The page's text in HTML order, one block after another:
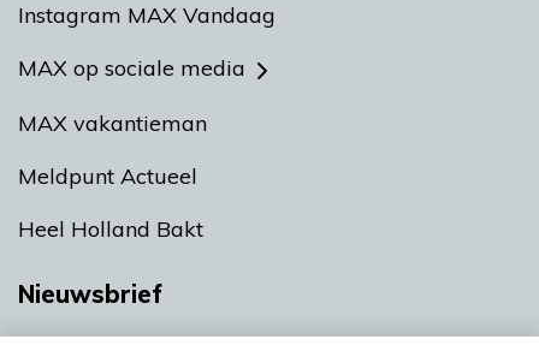
Instagram MAX Vandaag
MAX op sociale media
MAX vakantieman
Meldpunt Actueel
Heel Holland Bakt
Nieuwsbrief